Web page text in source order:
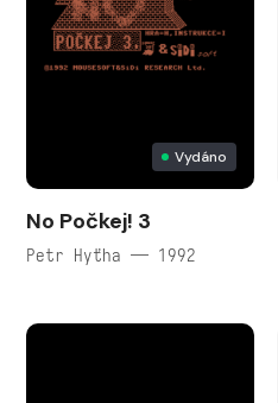
Vydáno
No Počkej! 3
Petr Hyťha — 1992